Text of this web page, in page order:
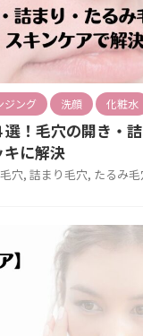
ジング 洗顔 化粧水
選！毛穴の開き・
キに解決
穴, 詰まり毛穴, たるみ毛